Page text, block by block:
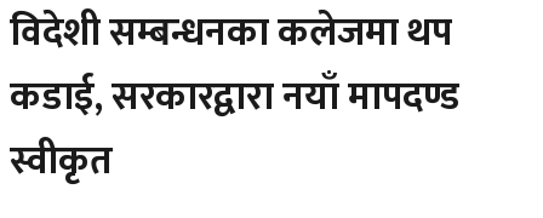
विदेशी सम्बन्धनका कलेजमा थप
कडाई, सरकारद्वारा नयाँ मापदण्ड
स्वीकृत